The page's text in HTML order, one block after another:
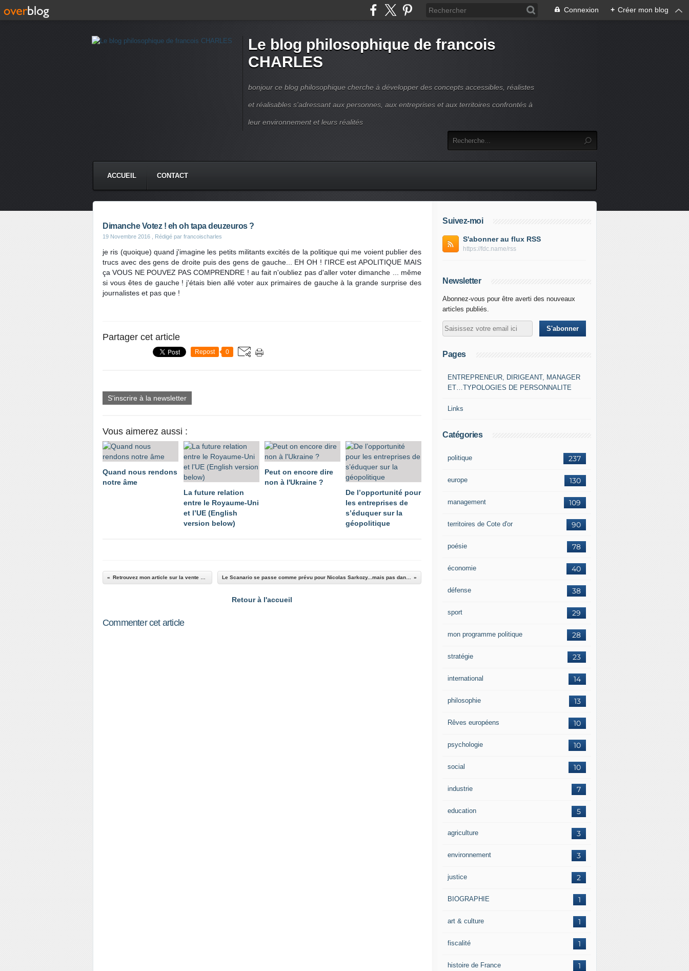
Connexion + Créer mon blog
Le blog philosophique de francois
CHARLES
bonjour ce blog philosophique cherche à développer des concepts accessibles, réalistes
et réalisables s'adressant aux personnes, aux entreprises et aux territoires confrontés à
leur environnement et leurs réalités
ACCUEIL CONTACT
Dimanche Votez ! eh oh tapa deuzeuros ?
19 Novembre 2016 , Rédigé par francoischarles
je ris (quoique) quand j'imagine les petits militants excités de la politique qui me voient publier des
trucs avec des gens de droite puis des gens de gauche... EH OH ! l'IRCE est APOLITIQUE MAIS
ça VOUS NE POUVEZ PAS COMPRENDRE ! au fait n'oubliez pas d'aller voter dimanche ... même
si vous êtes de gauche ! j'étais bien allé voter aux primaires de gauche à la grande surprise des
journalistes et pas que !
Partager cet article
Repost 0
S'inscrire à la newsletter
Vous aimerez aussi :
Quand nous rendons
notre âme
La future relation
entre le Royaume-Uni
et l’UE (English
version below)
Peut on encore dire
non à l'Ukraine ?
De l’opportunité pour
les entreprises de
s’éduquer sur la
géopolitique
Le Scanario se passe comme prévu pour Nicolas Sarkozy...mais pas dans le sens que vous le pensez !
Retour à l'accueil
Commenter cet article
Suivez-moi
S'abonner au flux RSS
https://fdc.name/rss
Newsletter
Abonnez-vous pour être averti des nouveaux
articles publiés.
Pages
ENTREPRENEUR, DIRIGEANT, MANAGER
ET…TYPOLOGIES DE PERSONNALITE
Links
Catégories
237
politique
130
europe
109
management
90
territoires de Cote d'or
78
poésie
40
économie
38
défense
29
sport
28
mon programme politique
23
stratégie
14
international
13
philosophie
10
Rêves européens
10
psychologie
10
social
7
industrie
5
education
3
agriculture
3
environnement
2
justice
1
BIOGRAPHIE
1
art & culture
1
fiscalité
1
histoire de France